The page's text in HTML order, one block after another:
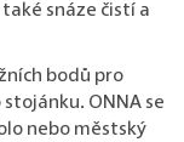
snáze čistí a
bodů pro
ONNA se
nebo městský